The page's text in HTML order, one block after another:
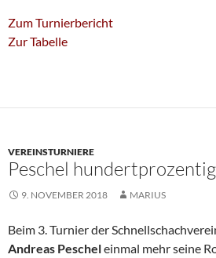
Zum Turnierbericht
Zur Tabelle
VEREINSTURNIERE
Peschel hundertprozentig
9. NOVEMBER 2018 MARIUS
Beim 3. Turnier der
Andreas Pescheleinmal mehr seine